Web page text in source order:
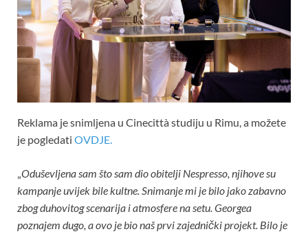
Reklama je snimljena u Cinecittà studiju u Rimu, a možete
je pogledati OVDJE.
Oduševljena sam što sam dio obitelji Nespresso, njihove su
kampanje uvijek bile kultne. Snimanje mi je bilo jako zabavno
zbog duhovitog scenarija i atmosfere na setu. Georgea
poznajem dugo, a ovo je bio naš prvi zajednički projekt. Bilo je